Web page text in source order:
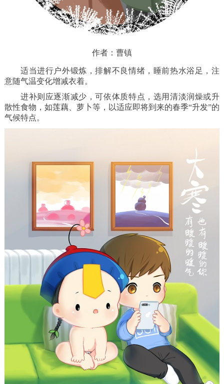
作者：曹镇
适当进行户外锻炼，排解不良情绪，睡前热水浴足，注
意随气温变化增减衣着。
进补则应逐渐减少，可依体质特点，选用清淡润燥或升
散性食物，如莲藕、萝卜等，以适应即将到来的春季“升发”的
气候特点。